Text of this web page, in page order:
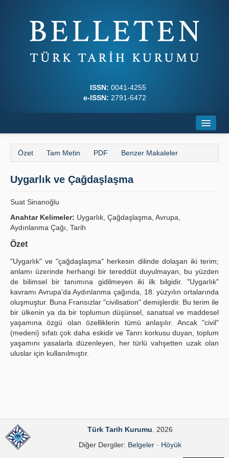
ISSN: 0041-4255
e-ISSN: 2791-6472
Hakkında
Dergi Kurulları
Yazım Kuralları
İlkeler
Yayın Politikaları
Kılavuzlar
İletişim
Özet Tam Metin PDF Benzer Makaleler
Uygarlık ve Çağdaşlaşma
Suat Sinanoğlu
Anahtar Kelimeler: Uygarlık, Çağdaşlaşma, Avrupa,
Aydınlanma Çağı, Tarih
Özet
"Uygarlık" ve "çağdaşlaşma" herkesin dilinde dolaşan iki terim;
anlamı üzerinde herhangi bir tereddüt duyulmayan, bu yüzden
de bilimsel bir tanımına gidilmeyen iki ilk bilgidir. "Uygarlık"
kavramı Avrupa'da Aydınlanma çağında, 18. yüzyılın ortalarında
oluşmuştur. Buna Fransızlar "civilisation" demişlerdir. Bu terim ile
bir ülkenin ya da bir toplumun düşünsel, sanatsal ve maddesel
yaşamına özgü olan özelliklerin tümü anlaşılır. Ancak "civil"
(medeni) sıfatı çok daha eskidir ve Tanrı korkusu duyan, toplum
yaşamını yasalarla düzenleyen, her türlü vahşetten uzak olan
uluslar için kullanılmıştır.
Türk Tarih Kurumu . 2026
Diğer Dergiler: Belgeler· Höyük